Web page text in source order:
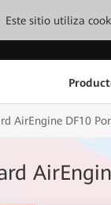
Este sitio utiliza
AirEngine DF10